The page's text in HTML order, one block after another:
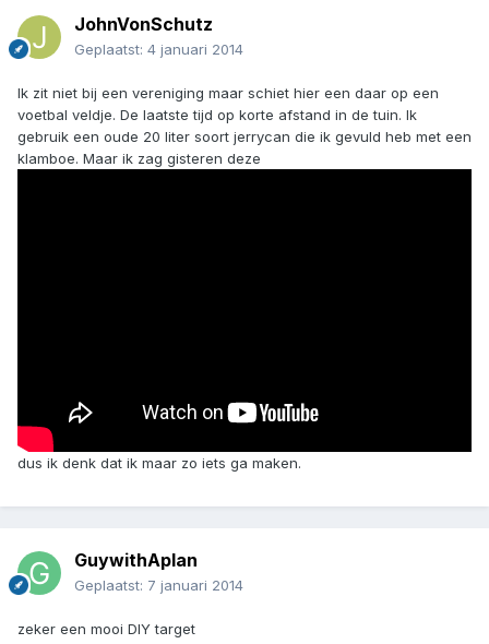
JohnVonSchutz
Geplaatst: 4 januari 2014
Ik zit niet bij een vereniging maar schiet hier een daar op een
voetbal veldje. De laatste tijd op korte afstand in de tuin. Ik
gebruik een oude 20 liter soort jerrycan die ik gevuld heb met een
klamboe. Maar ik zag gisteren deze
dus ik denk dat ik maar zo iets ga maken.
GuywithAplan
Geplaatst: 7 januari 2014
zeker een mooi DIY target